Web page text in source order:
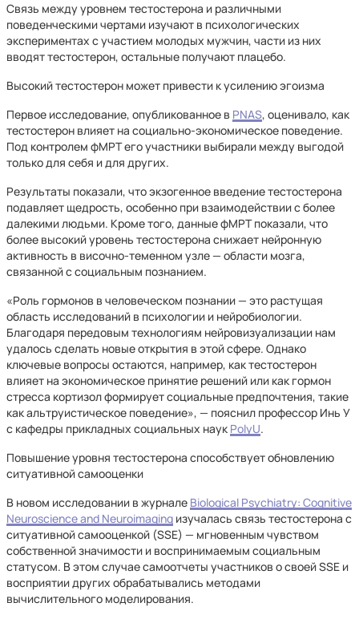
Связь между уровнем тестостерона и различными
поведенческими чертами изучают в психологических
экспериментах с участием молодых мужчин, части из них
вводят тестостерон, остальные получают плацебо.
Высокий тестостерон может привести к усилению эгоизма
Первое исследование, опубликованное в PNAS, оценивало, как
тестостерон влияет на социально-экономическое поведение.
Под контролем фМРТ его участники выбирали между выгодой
только для себя и для других.
Результаты показали, что экзогенное введение тестостерона
подавляет щедрость, особенно при взаимодействии с более
далекими людьми. Кроме того, данные фМРТ показали, что
более высокий уровень тестостерона снижает нейронную
активность в височно-теменном узле — области мозга,
связанной с социальным познанием.
«Роль гормонов в человеческом познании — это растущая
область исследований в психологии и нейробиологии.
Благодаря передовым технологиям нейровизуализации нам
удалось сделать новые открытия в этой сфере. Однако
ключевые вопросы остаются, например, как тестостерон
влияет на экономическое принятие решений или как гормон
стресса кортизол формирует социальные предпочтения, такие
как альтруистическое поведение», — пояснил профессор Инь У
с кафедры прикладных социальных наук PolyU.
Повышение уровня тестостерона способствует обновлению
ситуативной самооценки
В новом исследовании в журнале Biological Psychiatry: Cognitive
Neuroscience and Neuroimaging изучалась связь тестостерона с
ситуативной самооценкой (SSE) — мгновенным чувством
собственной значимости и воспринимаемым социальным
статусом. В этом случае самоотчеты участников о своей SSE и
восприятии других обрабатывались методами
вычислительного моделирования.